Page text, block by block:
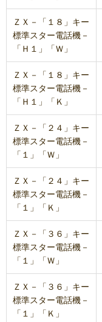
ＺＸ－「１８」キー
標準スター電話機－
「Ｈ１」「Ｗ」
ＺＸ－「１８」キー
標準スター電話機－
「Ｈ１」「Ｋ」
ＺＸ－「２４」キー
標準スター電話機－
「１」「Ｗ」
ＺＸ－「２４」キー
標準スター電話機－
「１」「Ｋ」
ＺＸ－「３６」キー
標準スター電話機－
「１」「Ｗ」
ＺＸ－「３６」キー
標準スター電話機－
「１」「Ｋ」